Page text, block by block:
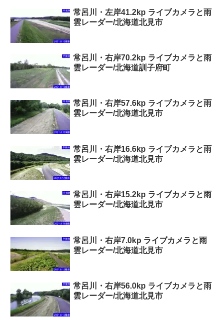
常呂川・左岸41.2kp ライブカメラと雨
雲レーダー/北海道北見市
常呂川・右岸70.2kp ライブカメラと雨
雲レーダー/北海道訓子府町
常呂川・右岸57.6kp ライブカメラと雨
雲レーダー/北海道北見市
常呂川・右岸16.6kp ライブカメラと雨
雲レーダー/北海道北見市
常呂川・右岸15.2kp ライブカメラと雨
雲レーダー/北海道北見市
常呂川・右岸7.0kp ライブカメラと雨
雲レーダー/北海道北見市
常呂川・右岸56.0kp ライブカメラと雨
雲レーダー/北海道北見市